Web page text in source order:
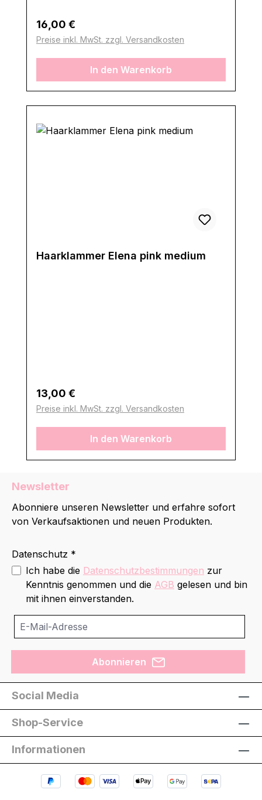
Regulärer Preis:
16,00 €
Preise inkl. MwSt. zzgl. Versandkosten
In den Warenkorb
Haarklammer Elena pink medium
Regulärer Preis:
13,00 €
Preise inkl. MwSt. zzgl. Versandkosten
In den Warenkorb
Newsletter
Abonniere unseren Newsletter und erfahre sofort
von Verkaufsaktionen und neuen Produkten.
Datenschutz *
Ich habe die Datenschutzbestimmungen zur
Kenntnis genommen und die AGB gelesen und bin
mit ihnen einverstanden.
Abonnieren
Social Media
Shop-Service
Informationen